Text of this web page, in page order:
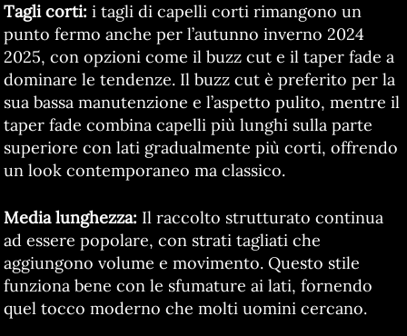
Tagli corti: i tagli di capelli corti rimangono un
punto fermo anche per l’autunno inverno 2024
2025, con opzioni come il buzz cut e il taper fade a
dominare le tendenze. Il buzz cut è preferito per la
sua bassa manutenzione e l’aspetto pulito, mentre il
taper fade combina capelli più lunghi sulla parte
superiore con lati gradualmente più corti, offrendo
un look contemporaneo ma classico.
Media lunghezza: Il raccolto strutturato continua
ad essere popolare, con strati tagliati che
aggiungono volume e movimento. Questo stile
funziona bene con le sfumature ai lati, fornendo
quel tocco moderno che molti uomini cercano.